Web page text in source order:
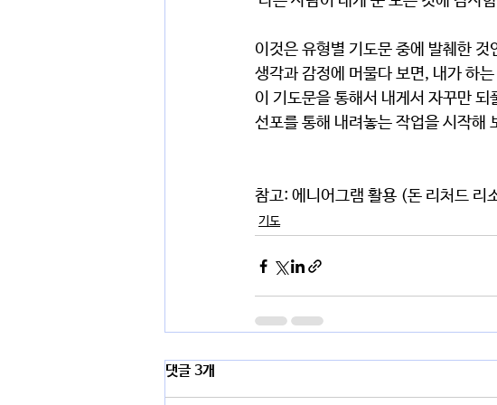
이것은 유형별 기도문 중에 발췌한 것
생각과 감정에 머물다 보면, 내가 하
이 기도문을 통해서 내게서 자꾸만
선포를 통해 내려놓는 작업을 시작해
참고: 에니어그램 활용 (돈 리처드 리
기도
댓글 3개